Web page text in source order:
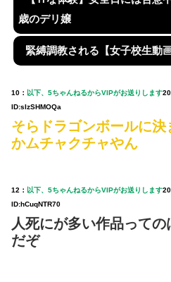
歳のデリ嬢
緊縛調教される【女子校生動画
10： 以下、5ちゃんねるからVIPがお送りします
ID:sIzSHMOQa
そらドラゴンボールに決
かムチャクチャやん
12： 以下、5ちゃんねるからVIPがお送りします
ID:hCuqNTR70
人死にが多い作品って
だぞ